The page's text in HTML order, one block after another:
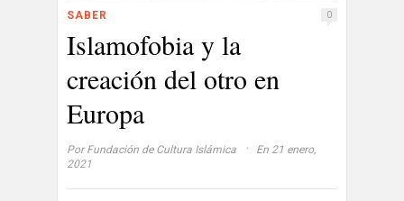
SABER 0
Islamofobia y la
creación del otro en
Europa
Por Fundación de Cultura Islámica ·
En 21 enero,
2021